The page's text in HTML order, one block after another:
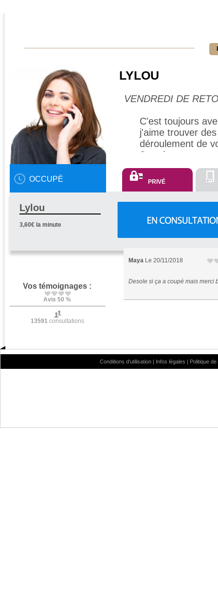
OCCUPÉ
Lylou
3,60€ la minute
Vos témoignages :
Avis 50 %
13591consultations
LYLOU
VENDREDI DE
C'est toujours
j'aime trouver
déroulement de
Je suis en
entourent et pour
l'oracle des
Je vous promets
PRIVÉ
Maya Le 20/11/2018
Desole si ça a coupé mais merci
Conditions d'utilisation| Infos légales | Politique